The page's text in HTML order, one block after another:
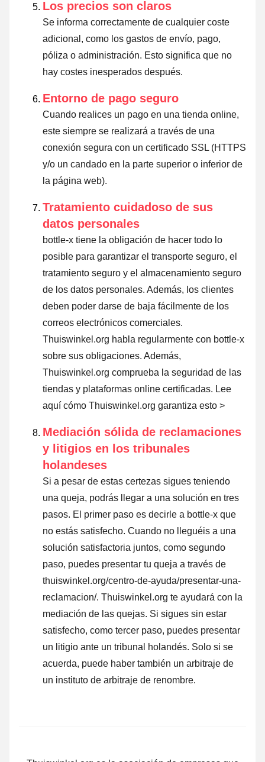
Los precios son claros
Se informa correctamente de cualquier coste
adicional, como los gastos de envío, pago,
póliza o administración. Esto significa que no
hay costes inesperados después.
Entorno de pago seguro
Cuando realices un pago en una tienda online,
este siempre se realizará a través de una
conexión segura con un certificado SSL (HTTPS
y/o un candado en la parte superior o inferior de
la página web).
Tratamiento cuidadoso de sus
datos personales
bottle-x tiene la obligación de hacer todo lo
posible para garantizar el transporte seguro, el
tratamiento seguro y el almacenamiento seguro
de los datos personales. Además, los clientes
deben poder darse de baja fácilmente de los
correos electrónicos comerciales.
Thuiswinkel.org habla regularmente con bottle-x
sobre sus obligaciones. Además,
Thuiswinkel.org comprueba la seguridad de las
tiendas y plataformas online certificadas. Lee
aquí cómo Thuiswinkel.org garantiza esto >
Mediación sólida de reclamaciones
y litigios en los tribunales
holandeses
Si a pesar de estas certezas sigues teniendo
una queja, podrás llegar a una solución en tres
pasos. El primer paso es decirle a bottle-x que
no estás satisfecho. Cuando no lleguéis a una
solución satisfactoria juntos, como segundo
paso, puedes presentar tu queja a través de
thuiswinkel.org/centro-de-ayuda/presentar-una-
reclamacion/. Thuiswinkel.org te ayudará con la
mediación de las quejas. Si sigues sin estar
satisfecho, como tercer paso, puedes presentar
un litigio ante un tribunal holandés. Solo si se
acuerda, puede haber también un arbitraje de
un instituto de arbitraje de renombre.